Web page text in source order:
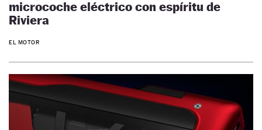
microcoche eléctrico con espíritu de
Riviera
EL MOTOR